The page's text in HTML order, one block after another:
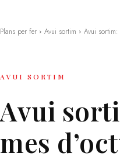
Plans per fer Avui sortim Avui
AVUI SORTIM
Avui
mes